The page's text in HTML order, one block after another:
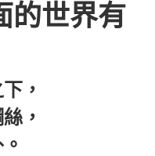
的世界有
，
，